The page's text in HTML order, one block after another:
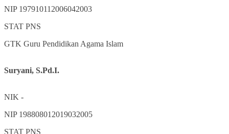
NIP 197910112006042003
STAT PNS
GTK Guru Pendidikan Agama Islam
Suryani, S.Pd.I.
NIK -
NIP 198808012019032005
STAT PNS